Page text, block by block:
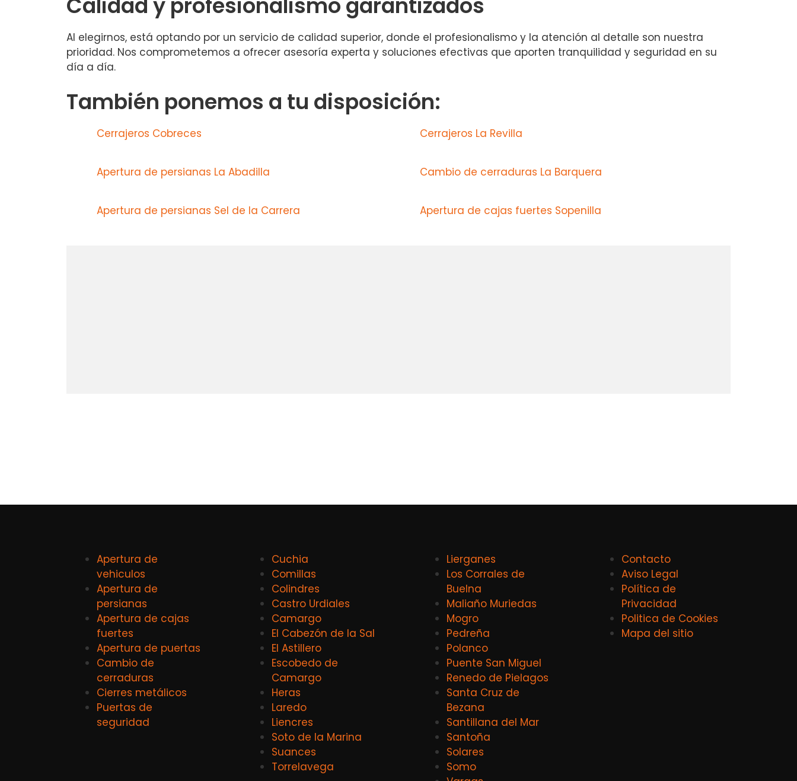
Al elegirnos, está optando por un servicio de calidad superior, donde el profesionalismo y la atención al detalle son nuestra
prioridad. Nos comprometemos a ofrecer asesoría experta y soluciones efectivas que aporten tranquilidad y seguridad en su
día a día.
También ponemos a tu disposición:
Cerrajeros Cobreces Cerrajeros La Revilla
Apertura de persianas La Abadilla Cambio de cerraduras La Barquera
Apertura de persianas Sel de la Carrera Apertura de cajas fuertes Sopenilla
Apertura de
vehiculos
Apertura de
persianas
Apertura de cajas
fuertes
Apertura de puertas
Cambio de
cerraduras
Cierres metálicos
Puertas de
seguridad
Cuchia
Comillas
Colindres
Castro Urdiales
Camargo
El Cabezón de la Sal
El Astillero
Escobedo de
Camargo
Heras
Laredo
Liencres
Soto de la Marina
Suances
Torrelavega
Lierganes
Los Corrales de
Buelna
Maliaño Muriedas
Mogro
Pedreña
Polanco
Puente San Miguel
Renedo de Pielagos
Santa Cruz de
Bezana
Santillana del Mar
Santoña
Solares
Somo
Contacto
Aviso Legal
Política de
Privacidad
Politica de Cookies
Mapa del sitio